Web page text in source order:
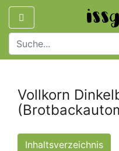
Vollkorn
Inhaltsverzeichnis